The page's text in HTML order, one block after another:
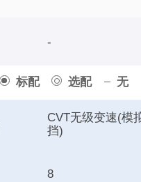
标配 选配 无
-
CVT无级变速(模
挡)
8